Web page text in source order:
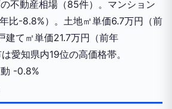
不動産相場（85件）。マンション
比-8.8%）。土地㎡単価6.7万円（前
建て㎡単価21.7万円（前年
愛知県内19位の高価格帯。
-0.8%